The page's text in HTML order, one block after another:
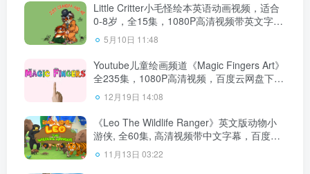
Little Critter小毛怪绘本英语动画视频，适合
0-8岁，全15集，1080P高清视频带英文字
幕，百度云网盘下载
5月10日 11:48
Youtube儿童绘画频道《Magic Fingers Art》
全235集，1080P高清视频，百度云网盘下
载！
12月19日 14:08
《Leo The Wildlife Ranger》英文版动物小
游侠, 全60集, 高清视频带中文字幕，百度云
网盘下载！
11月13日 03:22